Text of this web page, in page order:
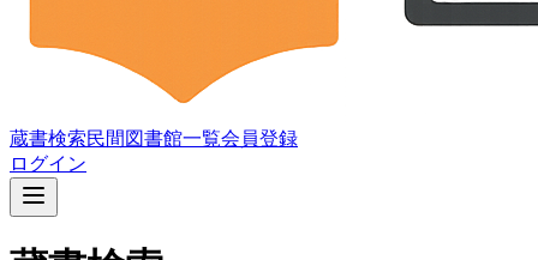
蔵書検索民間図書館一覧会員登録
ログイン